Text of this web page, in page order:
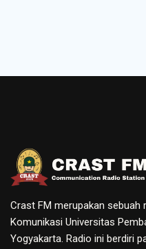
Crast FM merupakan
Komunikasi Universitas
Yogyakarta. Radio ini berdiri